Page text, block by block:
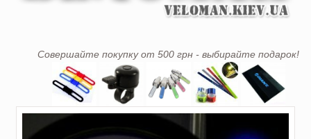
Совершайте покупку от 500 грн - выбирайте подарок!